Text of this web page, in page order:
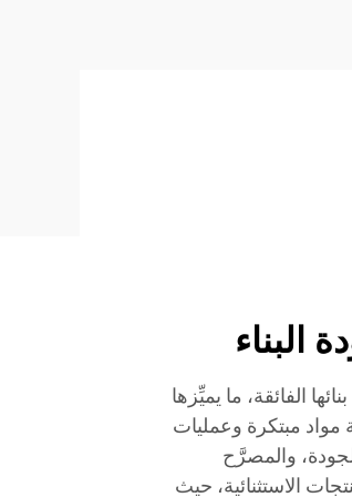
البناء
30 أونصة بجودة بنائها الفائقة، ما يميِّزها
مبتكرة وعمليات
والمصرَّح
الاستثنائية، حيث